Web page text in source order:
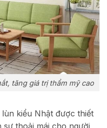
tăng giá trị thẩm mỹ cao
kiểu Nhật được thiết